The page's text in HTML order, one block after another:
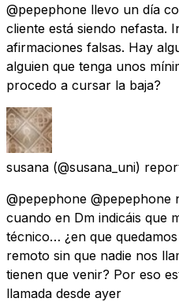
@pepephone llevo un día
cliente está siendo nefasta.
afirmaciones falsas. Hay
alguien que tenga unos
procedo a cursar la baja?
susana (@susana_uni)
@pepephone @pepephone
cuando en Dm indicáis que
técnico… ¿en que
remoto sin que nadie nos
tienen que venir? Por eso
llamada desde ayer